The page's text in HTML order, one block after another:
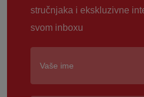
stručnjaka i ekskluzivne
svom inboxu